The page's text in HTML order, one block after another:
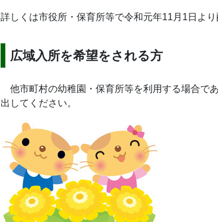
詳しくは市役所・保育所等で令和元年11月1日よ
広域入所を希望をされる方
他市町村の幼稚園・保育所等を利用する場合で
出してください。